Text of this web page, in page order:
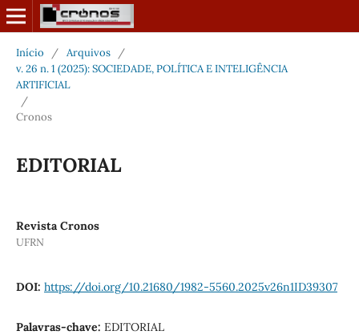
Início / Arquivos
/
v. 26 n. 1 (2025): SOCIEDADE, POLÍTICA E INTELIGÊNCIA
ARTIFICIAL
/
Cronos
EDITORIAL
Revista Cronos
UFRN
DOI: https://doi.org/10.21680/1982-5560.2025v26n1ID39307
Palavras-chave: EDITORIAL